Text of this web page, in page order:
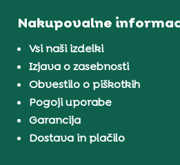
Nakupovalne
Vsi naši izdelki
Izjava o zasebnosti
Obvestilo o piškotkih
Pogoji uporabe
Garancija
Dostava in plačilo